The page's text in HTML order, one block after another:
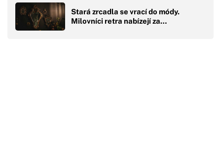
Stará zrcadla se vrací do módy.
Milovníci retra nabízejí za…